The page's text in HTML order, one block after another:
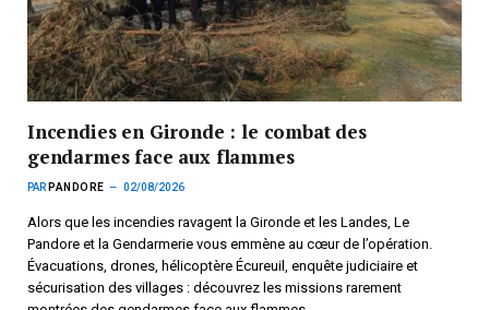
Incendies en Gironde : le combat des
gendarmes face aux flammes
PAR PANDORE 02/08/2026
Alors que les incendies ravagent la Gironde et les Landes, Le
Pandore et la Gendarmerie vous emmène au cœur de l’opération.
Évacuations, drones, hélicoptère Écureuil, enquête judiciaire et
sécurisation des villages : découvrez les missions rarement